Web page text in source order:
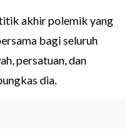
akhir polemik yang
bagi seluruh
persatuan, dan
dia.